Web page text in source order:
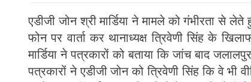
एडीजी जोन श्री मार्डिया ने मामले को गंभीरता से
फोन पर वार्ता कर थानाध्यक्ष त्रिवेणी सिंह के
मार्डिया ने पत्रकारों को बताया कि जांच बाद
पत्रकारों ने एडीजी जोन को त्रिवेणी सिंह कि वे भी